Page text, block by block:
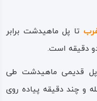
تا پل ماهیدشت برابر
دقیقه است.
پل قدیمی ماهیدشت طی
و چند دقیقه پیاده‌ روی